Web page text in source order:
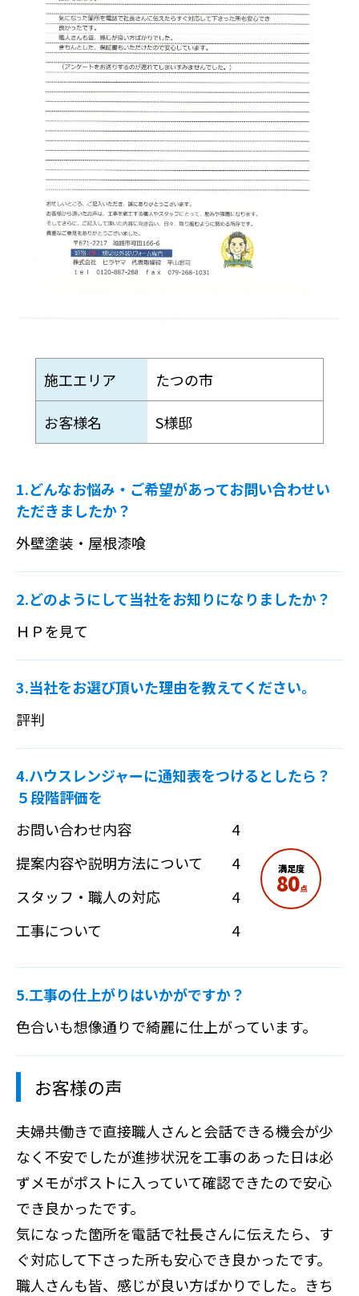
施工エリア たつの市
お客様名 S様邸
1.どんなお悩み・ご希望があってお問い合わせい
ただきましたか？
外壁塗装・屋根漆喰
2.どのようにして当社をお知りになりましたか？
ＨＰを見て
3.当社をお選び頂いた理由を教えてください。
評判
4.ハウスレンジャーに通知表をつけるとしたら？
５段階評価を
お問い合わせ内容
4
提案内容や説明方法について
4
スタッフ・職人の対応
4
工事について
4
満足度
80点
5.工事の仕上がりはいかがですか？
色合いも想像通りで綺麗に仕上がっています。
お客様の声
夫婦共働きで直接職人さんと会話できる機会が少
なく不安でしたが進捗状況を工事のあった日は必
ずメモがポストに入っていて確認できたので安心
でき良かったです。
気になった箇所を電話で社長さんに伝えたら、す
ぐ対応して下さった所も安心でき良かったです。
職人さんも皆、感じが良い方ばかりでした。きち